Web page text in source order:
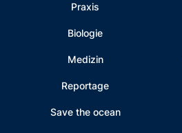
Praxis
Biologie
Medizin
Reportage
Save the ocean